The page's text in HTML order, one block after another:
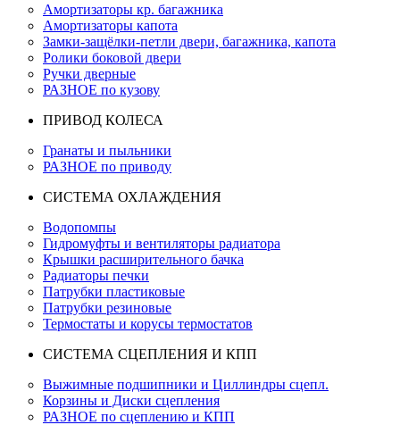
Амортизаторы кр. багажника
Амортизаторы капота
Замки-защёлки-петли двери, багажника, капота
Ролики боковой двери
Ручки дверные
РАЗНОЕ по кузову
ПРИВОД КОЛЕСА
Гранаты и пыльники
РАЗНОЕ по приводу
СИСТЕМА ОХЛАЖДЕНИЯ
Водопомпы
Гидромуфты и вентиляторы радиатора
Крышки расширительного бачка
Радиаторы печки
Патрубки пластиковые
Патрубки резиновые
Термостаты и корусы термостатов
СИСТЕМА СЦЕПЛЕНИЯ И КПП
Выжимные подшипники и Циллиндры сцепл.
Корзины и Диски сцепления
РАЗНОЕ по сцеплению и КПП